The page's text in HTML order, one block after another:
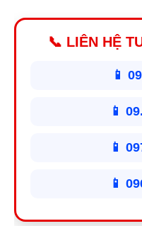
📞 LIÊN HỆ
📱
📱
📱
📱